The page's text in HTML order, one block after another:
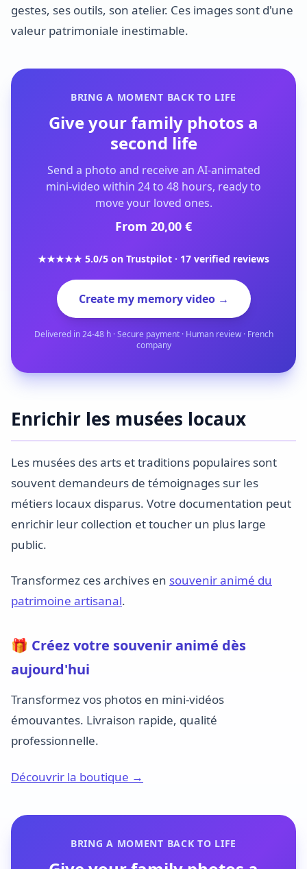
gestes, ses outils, son atelier. Ces images sont d'une
valeur patrimoniale inestimable.
BRING A MOMENT BACK TO LIFE
Give your family photos a
second life
Send a photo and receive an AI-animated
mini-video within 24 to 48 hours, ready to
move your loved ones.
From 20,00 €
★★★★★ 5.0/5 on Trustpilot · 17 verified reviews
Create my memory video →
Delivered in 24-48 h · Secure payment · Human review · French
company
Enrichir les musées locaux
Les musées des arts et traditions populaires sont
souvent demandeurs de témoignages sur les
métiers locaux disparus. Votre documentation peut
enrichir leur collection et toucher un plus large
public.
Transformez ces archives en souvenir animé du
patrimoine artisanal.
🎁 Créez votre souvenir animé dès
aujourd'hui
Transformez vos photos en mini-vidéos
émouvantes. Livraison rapide, qualité
professionnelle.
Découvrir la boutique →
BRING A MOMENT BACK TO LIFE